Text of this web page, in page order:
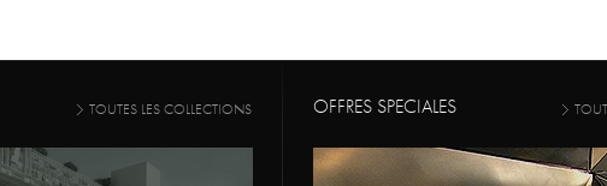
TOUTES LES COLLECTIONS OFFRES SPECIALES